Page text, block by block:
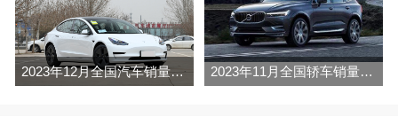
2023年12月全国汽车销量排行榜完整版(零售量 2023年11月全国轿车销量排行榜完整版(零售量